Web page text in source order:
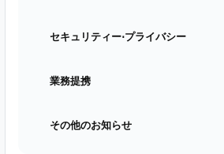
セキュリティー⋅プライバシー
業務提携
その他のお知らせ